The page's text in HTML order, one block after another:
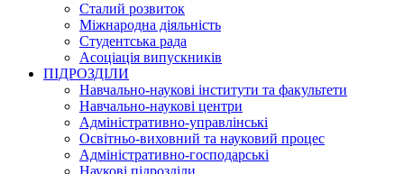
Сталий розвиток
Міжнародна діяльність
Студентська рада
Асоціація випускників
ПІДРОЗДІЛИ
Навчально-наукові інститути та факультети
Навчально-наукові центри
Адміністративно-управлінські
Освітньо-виховний та науковий процес
Адміністративно-господарські
Наукові підрозділи